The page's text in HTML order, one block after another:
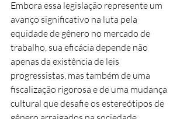
Embora essa legislação represente um
avanço significativo na luta pela
equidade de gênero no mercado de
trabalho, sua eficácia depende não
apenas da existência de leis
progressistas, mas também de uma
fiscalização rigorosa e de uma mudança
cultural que desafie os estereótipos de